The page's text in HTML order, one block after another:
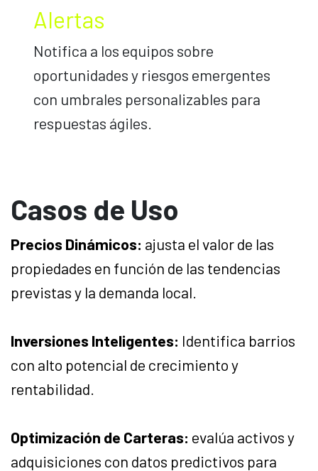
Alertas
Notifica a los equipos sobre
oportunidades y riesgos emergentes
con umbrales personalizables para
respuestas ágiles.
Casos de Uso
Precios Dinámicos: ajusta el valor de las
propiedades en función de las tendencias
previstas y la demanda local.
Inversiones Inteligentes: Identifica barrios
con alto potencial de crecimiento y
rentabilidad.
Optimización de Carteras: evalúa activos y
adquisiciones con datos predictivos para